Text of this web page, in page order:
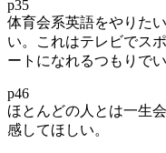
p35
体育会系英語をやりた
い。これはテレビでス
ートになれるつもりで
p46
ほとんどの人とは一生
感してほしい。